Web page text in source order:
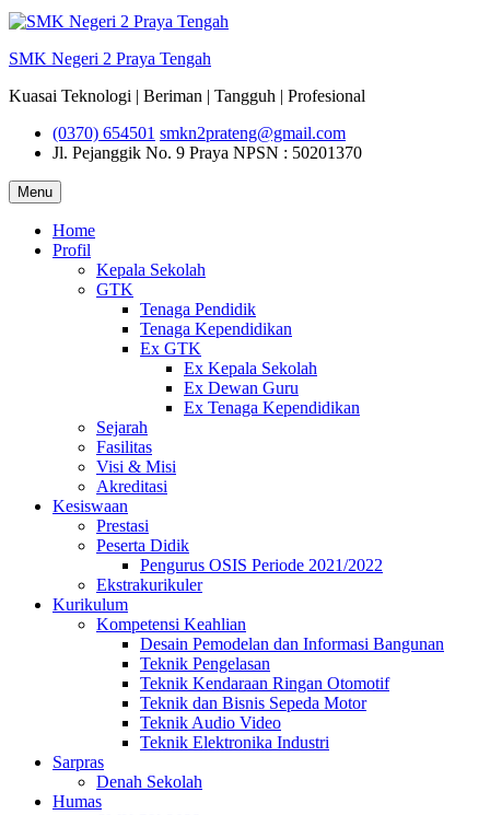
SMK Negeri 2 Praya Tengah
Kuasai Teknologi | Beriman | Tangguh | Profesional
(0370) 654501 smkn2prateng@gmail.com
Jl. Pejanggik No. 9 Praya NPSN : 50201370
Menu
Home
Profil
Kepala Sekolah
GTK
Tenaga Pendidik
Tenaga Kependidikan
Ex GTK
Ex Kepala Sekolah
Ex Dewan Guru
Ex Tenaga Kependidikan
Sejarah
Fasilitas
Visi & Misi
Akreditasi
Kesiswaan
Prestasi
Peserta Didik
Pengurus OSIS Periode 2021/2022
Ekstrakurikuler
Kurikulum
Kompetensi Keahlian
Desain Pemodelan dan Informasi Bangunan
Teknik Pengelasan
Teknik Kendaraan Ringan Otomotif
Teknik dan Bisnis Sepeda Motor
Teknik Audio Video
Teknik Elektronika Industri
Sarpras
Denah Sekolah
Humas